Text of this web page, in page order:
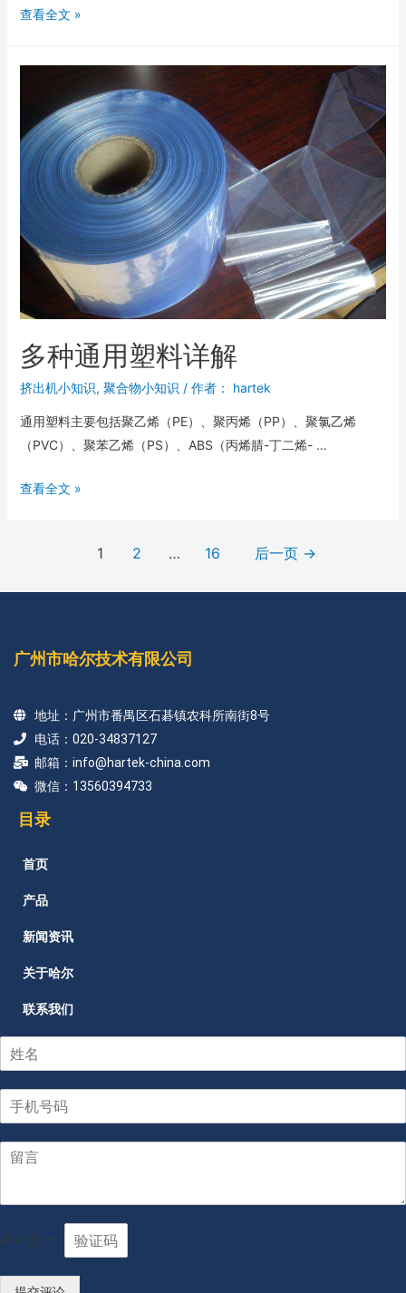
查看全文 »
多种通用塑料详解
挤出机小知识, 聚合物小知识 / 作者： hartek
通用塑料主要包括聚乙烯（PE）、聚丙烯（PP）、聚氯乙烯
（PVC）、聚苯乙烯（PS）、ABS（丙烯腈-丁二烯- …
查看全文 »
1 2 … 16 后一页 →
广州市哈尔技术有限公司
地址：广州市番禺区石碁镇农科所南街8号
电话：020-34837127
邮箱：info@hartek-china.com
微信：13560394733
目录
首页
产品
新闻资讯
关于哈尔
联系我们
4 * 15 =